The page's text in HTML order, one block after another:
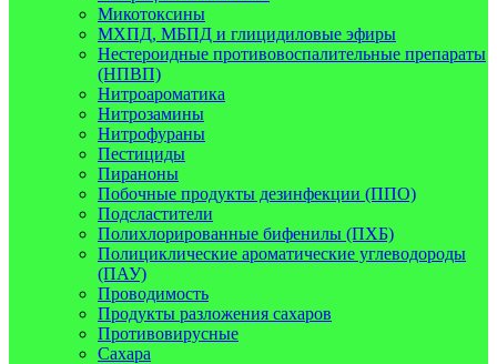
Микотоксины
МХПД, МБПД и глицидиловые эфиры
Нестероидные противовоспалительные препараты
(НПВП)
Нитроароматика
Нитрозамины
Нитрофураны
Пестициды
Пираноны
Побочные продукты дезинфекции (ППО)
Подсластители
Полихлорированные бифенилы (ПХБ)
Полициклические ароматические углеводороды
(ПАУ)
Проводимость
Продукты разложения сахаров
Противовирусные
Сахара